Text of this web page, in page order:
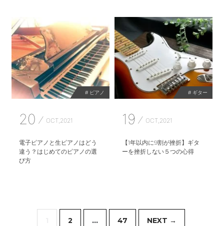
# ピアノ
20 OCT,2021
電子ピアノと生ピアノはどう
違う？はじめてのピアノの選
び方
# ギター
19 OCT,2021
【1年以内に9割が挫折】ギタ
ーを挫折しない５つの心得
2 … 47 NEXT →